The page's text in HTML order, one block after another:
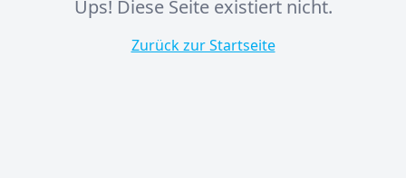
Ups! Diese Seite existiert nicht.
Zurück zur Startseite